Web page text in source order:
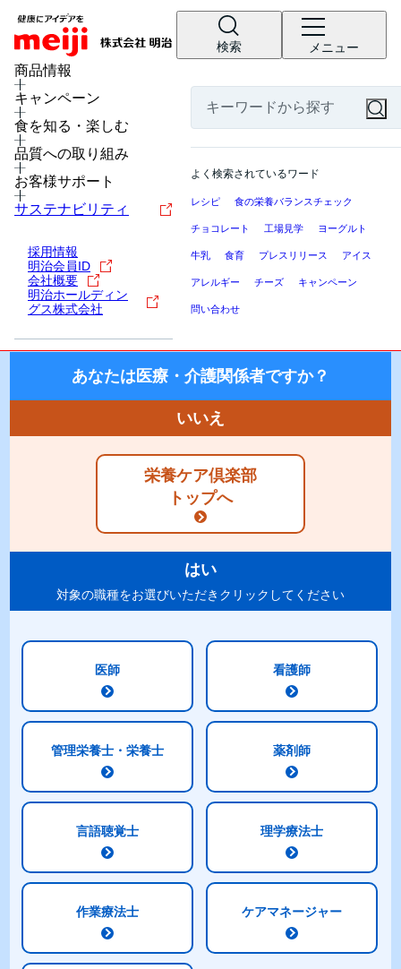
検索 メニュー
商品情報
キャンペーン
食を知る・楽しむ
品質への取り組み
お客様サポート
サステナビリティ
採用情報
明治会員ID
会社概要
明治ホールディン
グス株式会社
よく検索されているワード
レシピ 食の栄養バランスチェック
チョコレート 工場見学 ヨーグルト
牛乳 食育 プレスリリース アイス
アレルギー チーズ キャンペーン
問い合わせ
明治の栄養食品・流動食・介護食と旬の食材を利用し
たレシピです。主食・おかず・デザートなど献立別に
レシピを選ぶ レシピ一覧
コーンスープのムース
明治メイバランスぎゅっと
Mini（コーンスープ味）
医療・介護関係者の皆様へ
ここから先の「meiji Nutrition Info（明治ニュートリション
インフォ）」では、日本国内の医療機関・施設にお勤めの医
療・介護関係者（医師・薬剤師・看護師・栄養士・ケアマネ
ージャー等）を対象に、製品を適正にご使用いただくための
国外の医療・介護関係者、一般の方に対する情報提供を目的
としたものではございませんので、ご了承ください。
あなたは医療・介護関係者ですか？
いいえ
栄養ケア倶楽部
トップへ
はい
対象の職種をお選びいただきクリックしてください
医師 看護師
管理栄養士・栄養士 薬剤師
言語聴覚士 理学療法士
作業療法士 ケアマネージャー